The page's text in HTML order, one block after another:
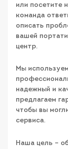
или посетите
команда
описать
вашей
центр.
Мы
надежный и
предлагаем
чтобы вы
сервиса.
Наша цель –